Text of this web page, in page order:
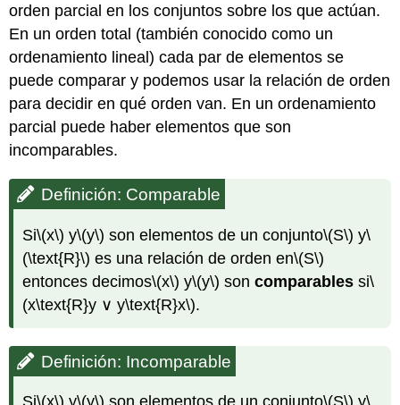
orden parcial en los conjuntos sobre los que actúan.
En un orden total (también conocido como un
ordenamiento lineal) cada par de elementos se
puede comparar y podemos usar la relación de orden
para decidir en qué orden van. En un ordenamiento
parcial puede haber elementos que son
incomparables.
Definición: Comparable
Si\(x\) y\(y\) son elementos de un conjunto\(S\) y\
(\text{R}\) es una relación de orden en\(S\)
entonces decimos\(x\) y\(y\) soncomparables si\
(x\text{R}y ∨ y\text{R}x\).
Definición: Incomparable